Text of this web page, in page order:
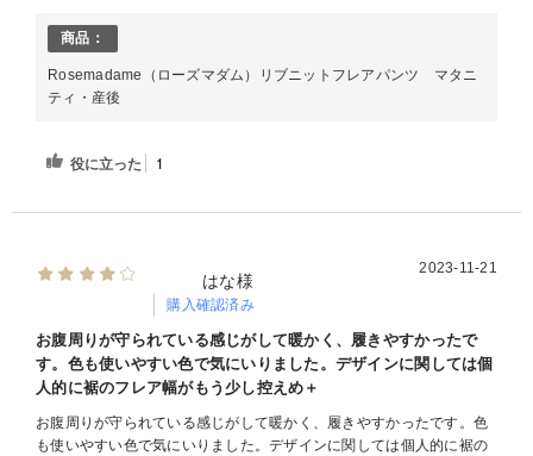
商品：
Rosemadame（ローズマダム）リブニットフレアパンツ マタニ
ティ・産後
役に立った 1
はな様
購入確認済み
2023-11-21
お腹周りが守られている感じがして暖かく、履きやすかったで
す。色も使いやすい色で気にいりました。デザインに関しては個
人的に裾のフレア幅がもう少し控えめ＋
お腹周りが守られている感じがして暖かく、履きやすかったです。色
も使いやすい色で気にいりました。デザインに関しては個人的に裾の